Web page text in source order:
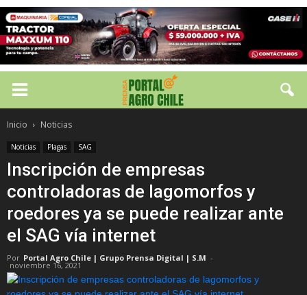
Inicio Noticias
Noticias Plagas SAG
Inscripción de empresas
controladoras de lagomorfos y
roedores ya se puede realizar ante
el SAG vía internet
Por Portal Agro Chile | Grupo Prensa Digital | S.M -
noviembre 16, 2021